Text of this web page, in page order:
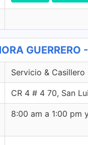
Servicio & Casillero
CR 4 # 4 70, San
8:00 am a 1:00 pm